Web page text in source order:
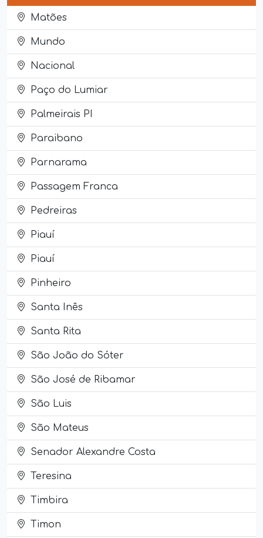
Matões
Mundo
Nacional
Paço do Lumiar
Palmeirais PI
Paraibano
Parnarama
Passagem Franca
Pedreiras
Piauí
Piauí
Pinheiro
Santa Inês
Santa Rita
São João do Sóter
São José de Ribamar
São Luis
São Mateus
Senador Alexandre Costa
Teresina
Timbira
Timon